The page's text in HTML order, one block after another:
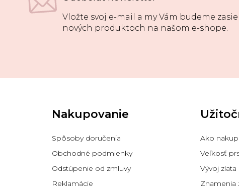
Vložte svoj e-mail a my Vám budeme
nových produktoch na našom e-shope.
Nakupovanie
Spôsoby doručenia
Obchodné podmienky
Odstúpenie od zmluvy
Reklamácie
Ako
Veľkosť
Vývoj zlata
Znamenia